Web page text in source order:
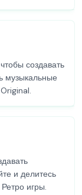
создавать
музыкальные
и делитесь
игры.